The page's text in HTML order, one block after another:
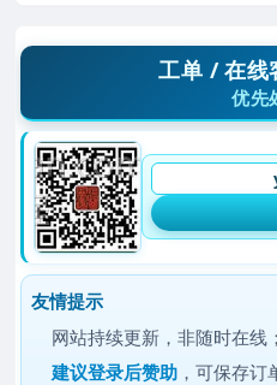
工单 / 在线
优先
友情提示
网站持续更新，非随时在线
建议登录后赞助 ，可保存订